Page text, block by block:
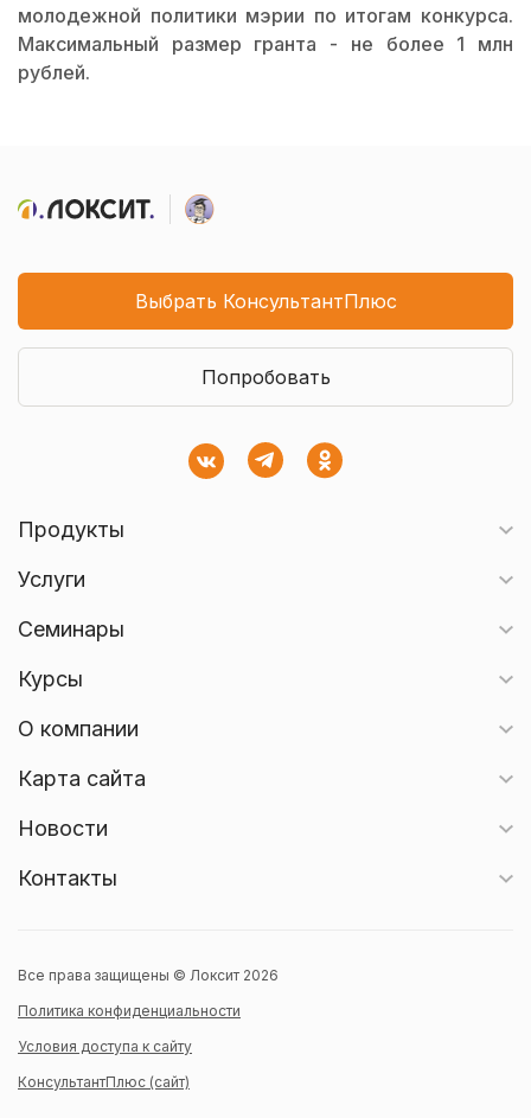
молодежной политики мэрии по итогам конкурса.
Максимальный размер гранта - не более 1 млн
рублей.
Выбрать КонсультантПлюс
Попробовать
Продукты
Услуги
Семинары
Курсы
О компании
Карта сайта
Новости
Контакты
Все права защищены © Локсит 2026
Политика конфиденциальности
Условия доступа к сайту
КонсультантПлюс (сайт)